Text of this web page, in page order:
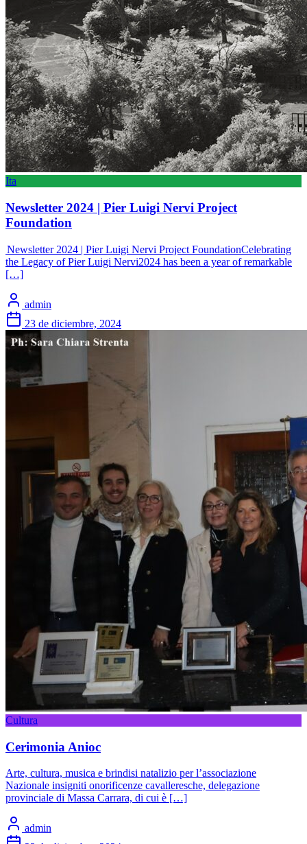
Ita
Newsletter 2024 | Pier Luigi Nervi Project
Foundation
Newsletter 2024 | Pier Luigi Nervi Project FoundationCelebrating
the Legacy of Pier Luigi Nervi2024 has been a year of remarkable
[…]
admin
23 de diciembre, 2024
Cultura
Cerimonia Anioc
Arte, cultura, musica e brindisi natalizio per l’associazione
Nazionale insigniti onorificenze cavalleresche, delegazione
provinciale di Massa Carrara, di cui è […]
admin